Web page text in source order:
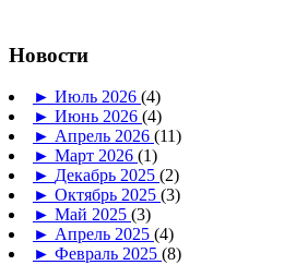
Новости
► Июль 2026 (4)
► Июнь 2026 (4)
► Апрель 2026 (11)
► Март 2026 (1)
► Декабрь 2025 (2)
► Октябрь 2025 (3)
► Май 2025 (3)
► Апрель 2025 (4)
► Февраль 2025 (8)